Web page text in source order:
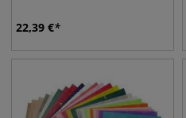
22,39 €